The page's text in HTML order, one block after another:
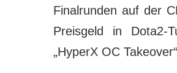
Finalrunden auf der
Preisgeld in Dota2-
„HyperX OC